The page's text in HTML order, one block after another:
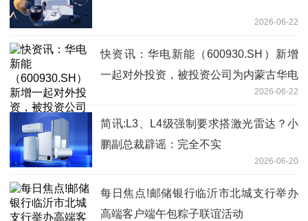
2026-06-22
快资讯：华电新能（600930.SH）新增
一起对外投资，被投资公司为内蒙古华电
2026-06-22
简讯:L3、L4级强制要求搭激光雷达？小
鹏副总裁辟谣：完全不实
2026-06-20
每日焦点!邮储银行临沂市北城支行举办
高端客户端午包粽子联谊活动